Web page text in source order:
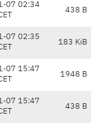
07 02:34
438 B
07 02:35
183 KiB
07 15:47
1948 B
07 15:47
438 B